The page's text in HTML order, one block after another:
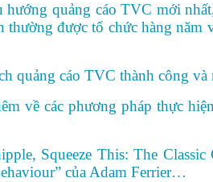
quảng cáo TVC mới
được tổ chức hàng
quảng cáo TVC thành công
về các phương pháp thực
Squeeze This: The
của Adam Ferrier…